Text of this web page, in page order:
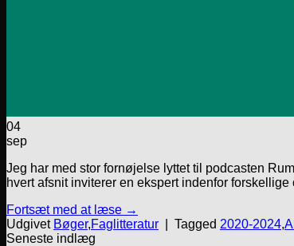
04
sep
Jeg har med stor fornøjelse lyttet til podcasten
hvert afsnit inviterer en ekspert indenfor
Fortsæt med at læse →
Udgivet Bøger,Faglitteratur Tagged 2020-2024,
Seneste indlæg